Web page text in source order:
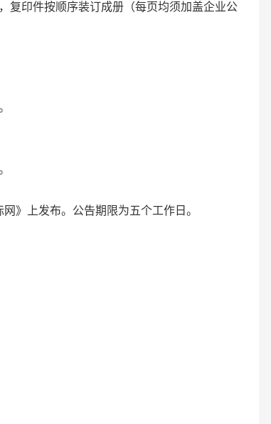
复印件按顺序装订成册（每页均须加盖企业公
网》上发布。公告期限为五个工作日。